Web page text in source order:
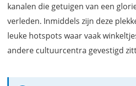
kanalen die getuigen van een
verleden. Inmiddels zijn deze
leuke hotspots waar vaak
andere cultuurcentra gevestigd